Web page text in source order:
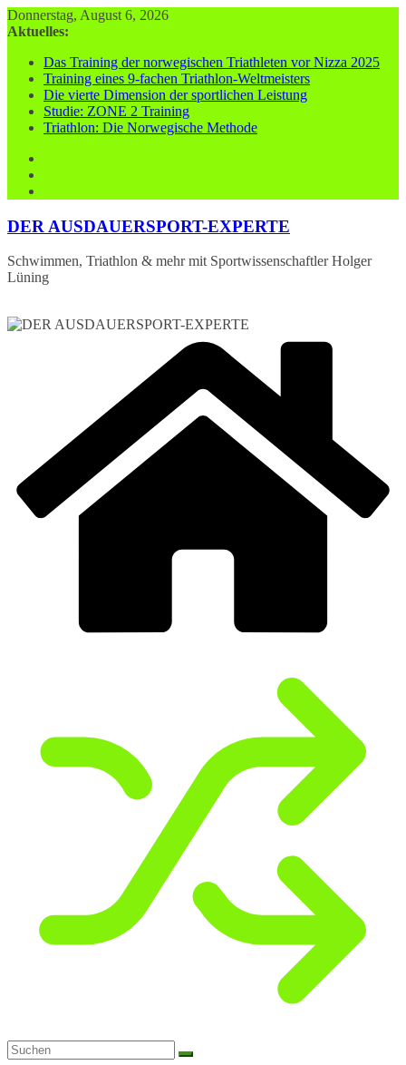
Zum
Inhalt
Donnerstag, August 6, 2026
Aktuelles:
Das Training der norwegischen Triathleten vor Nizza 2025
Training eines 9-fachen Triathlon-Weltmeisters
Die vierte Dimension der sportlichen Leistung
Studie: ZONE 2 Training
Triathlon: Die Norwegische Methode
DER AUSDAUERSPORT-EXPERTE
Schwimmen, Triathlon & mehr mit Sportwissenschaftler Holger
Lüning